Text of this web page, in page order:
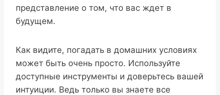
представление о том, что вас ждет в
будущем.
Как видите, погадать в домашних условиях
может быть очень просто. Используйте
доступные инструменты и доверьтесь вашей
интуиции. Ведь только вы знаете все